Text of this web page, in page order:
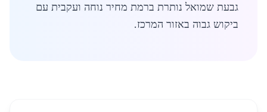
גבעת שמואל נותרת ברמת מחיר נוחה ועקבית עם
ביקוש גבוה באזור המרכז.